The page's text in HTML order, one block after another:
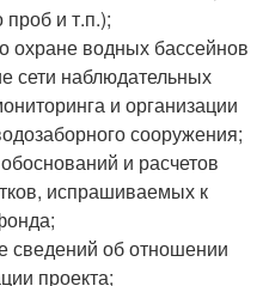
проб и т.п.);
охране водных бассейнов
сети наблюдательных
и организации
сооружения;
и расчетов
испрашиваемых к
сведений об отношении
проекта;